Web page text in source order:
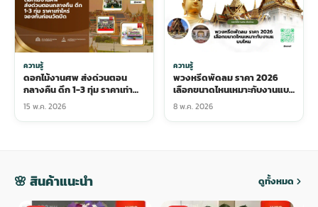
ความรู้
ดอกไม้งานศพ ส่งด่วนตอน
กลางคืน ดึก 1-3 ทุ่ม ราคาเท่า
ไหร่ จองทันก่อนวัดปิด
15 พ.ค. 2026
ความรู้
พวงหรีดพัดลม ราคา 2026
เลือกขนาดไหนเหมาะกับงานแบบ
ไหน
8 พ.ค. 2026
🌸 สินค้าแนะนำ ดูทั้งหมด